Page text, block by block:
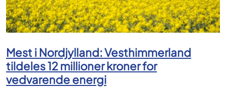
Mest i Nordjylland: Vesthimmerland
tildeles 12 millioner kroner for
vedvarende energi